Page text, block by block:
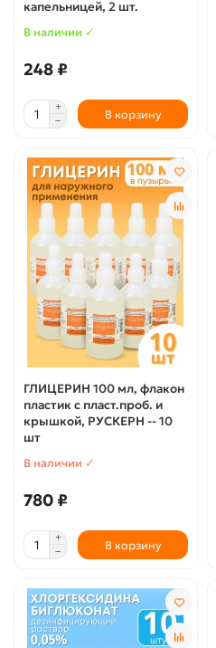
капельницей, 2 шт.
В наличии ✓
248 ₽
В корзину
ГЛИЦЕРИН 100 мл, флакон
пластик с пласт.проб. и
крышкой, РУСКЕРН -- 10
шт
В наличии ✓
780 ₽
В корзину